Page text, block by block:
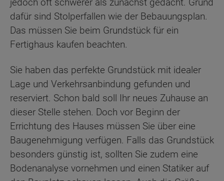
jedoch oft schwerer als zunächst gedacht. Grund
dafür sind Stolperfallen wie der Bebauungsplan.
Das müssen Sie beim Grundstück für ein
Fertighaus kaufen beachten.
Sie haben das perfekte Grundstück mit idealer
Lage und Verkehrsanbindung gefunden und
reserviert. Schon bald soll Ihr neues Zuhause an
dieser Stelle stehen. Doch vor Beginn der
Errichtung des Hauses müssen Sie über eine
Baugenehmigung verfügen. Falls das Grundstück
besonders günstig ist, sollten Sie zudem eine
Bodenanalyse vornehmen und einen Statiker auf